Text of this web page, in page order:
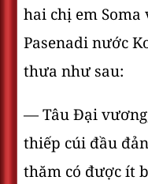
hai chị em Soma
Pasenadi nước
thưa như sau:
— Tâu Ðại
thiếp cúi đầu
thăm có được ít